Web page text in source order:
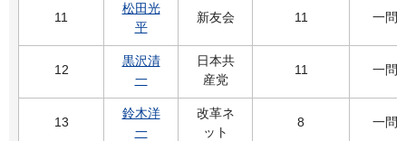
11
松田光
平
新友会 11 一問
12
黒沢清
一
日本共
産党
11 一問
13
鈴木洋
一
改革ネ
ット
8 一問